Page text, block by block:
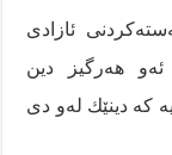
ئازادی
ئەو هەرگیز دین
کە دینێك لەو دی